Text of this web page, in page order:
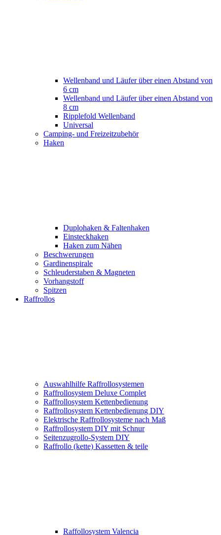
Wellenband und Läufer über einen Abstand von
6 cm
Wellenband und Läufer über einen Abstand von
8 cm
Ripplefold Wellenband
Universal
Camping- und Freizeitzubehör
Haken
Duplohaken & Faltenhaken
Einsteckhaken
Haken zum Nähen
Beschwerungen
Gardinenspirale
Schleuderstaben & Magneten
Vorhangstoff
Spitzen
Raffrollos
Auswahlhilfe Raffrollosystemen
Raffrollosystem Deluxe Complet
Raffrollosystem Kettenbedienung
Raffrollosystem Kettenbedienung DIY
Elektrische Raffrollosysteme nach Maß
Raffrollosystem DIY mit Schnur
Seitenzugrollo-System DIY
Raffrollo (kette) Kassetten & teile
Raffollosystem Valencia